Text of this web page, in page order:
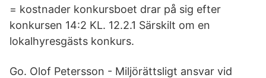
= kostnader konkursboet drar på sig efter
konkursen 14:2 KL. 12.2.1 Särskilt om en
lokalhyresgästs konkurs.
Go. Olof Petersson - Miljörättsligt ansvar vid